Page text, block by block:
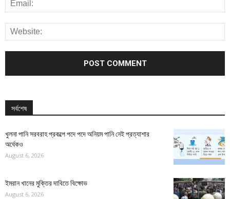
সর্বশেষ
খুলনা পানি সরবরাহ প্রকল্পে পদে পদে অনিয়ম পানি নেই প্রত্যাশার
অর্ধেকও
August 6, 2026
ইমরান খানের মুক্তির দাবিতে বিক্ষোভ
August 6, 2026